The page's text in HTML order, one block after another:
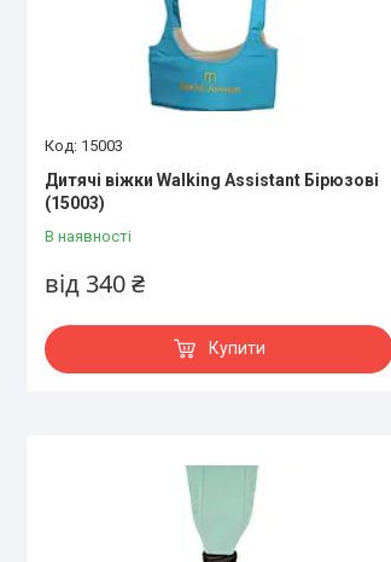
15003
Дитячі віжки Walking Assistant Бірюзові
(15003)
В наявності
від 340 ₴
Купити